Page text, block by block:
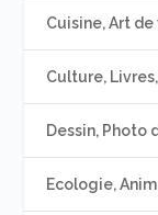
Cuisine, Art
Culture,
Dessin, Photo
Ecologie,